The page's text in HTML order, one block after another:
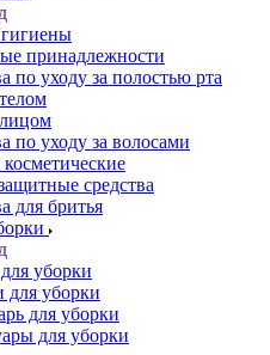
принадлежности
по уходу за полостью рта
по уходу за волосами
средства
для бритья
уборки
для уборки
для уборки
для уборки